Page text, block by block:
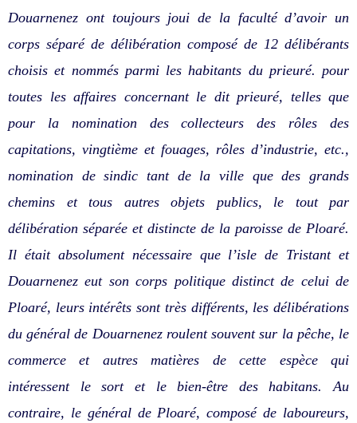
Douarnenez ont toujours joui de la faculté d’avoir un
corps séparé de délibération composé de 12 délibérants
choisis et nommés parmi les habitants du prieuré. pour
toutes les affaires concernant le dit prieuré, telles que
pour la nomination des collecteurs des rôles des
capitations, vingtième et fouages, rôles d’industrie, etc.,
nomination de sindic tant de la ville que des grands
chemins et tous autres objets publics, le tout par
délibération séparée et distincte de la paroisse de Ploaré.
Il était absolument nécessaire que l’isle de Tristant et
Douarnenez eut son corps politique distinct de celui de
Ploaré, leurs intérêts sont très différents, les délibérations
du général de Douarnenez roulent souvent sur la pêche, le
commerce et autres matières de cette espèce qui
intéressent le sort et le bien-être des habitans. Au
contraire, le général de Ploaré, composé de laboureurs,